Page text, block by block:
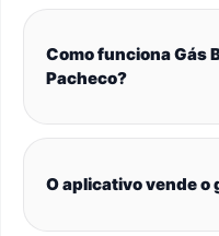
Como funciona Gás
Pacheco?
O aplicativo vende